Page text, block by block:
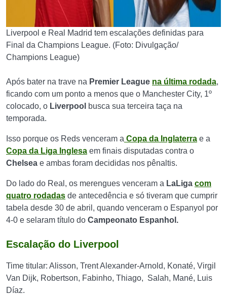
Liverpool e Real Madrid tem escalações definidas para
Final da Champions League. (Foto: Divulgação/
Champions League)
Após bater na trave na Premier League na última rodada,
ficando com um ponto a menos que o Manchester City, 1º
colocado, o Liverpool busca sua terceira taça na
temporada.
Isso porque os Reds venceram a Copa da Inglaterra e a
Copa da Liga Inglesa em finais disputadas contra o
Chelsea e ambas foram decididas nos pênaltis.
Do lado do Real, os merengues venceram a LaLiga com
quatro rodadas de antecedência e só tiveram que cumprir
tabela desde 30 de abril, quando venceram o Espanyol por
4-0 e selaram título do Campeonato Espanhol.
Escalação do Liverpool
Time titular: Alisson, Trent Alexander-Arnold, Konaté, Virgil
Van Dijk, Robertson, Fabinho, Thiago, Salah, Mané, Luis
Díaz.